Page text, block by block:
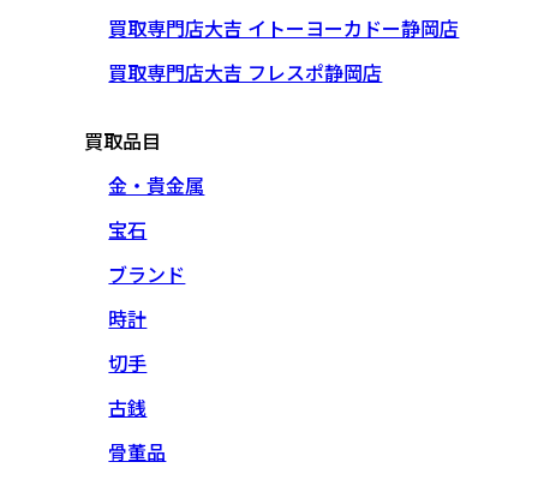
買取専門店大吉 イトーヨーカドー静岡店
買取専門店大吉 フレスポ静岡店
買取品目
金・貴金属
宝石
ブランド
時計
切手
古銭
骨董品